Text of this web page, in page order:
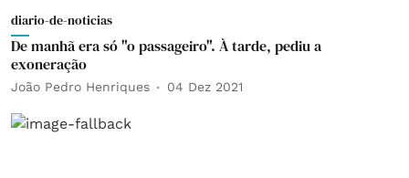
diario-de-noticias
De manhã era só "o passageiro". À tarde, pediu a
exoneração
João Pedro Henriques 04 Dez 2021